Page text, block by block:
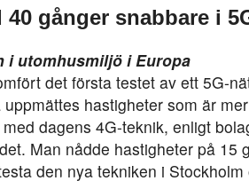
gånger snabbare i
i utomhusmiljö i Europa
det första testet av ett 5G-
hastigheter som är
dagens 4G-teknik, enligt
Man nådde hastigheter på 15
den nya tekniken i